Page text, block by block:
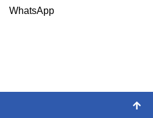
WhatsApp